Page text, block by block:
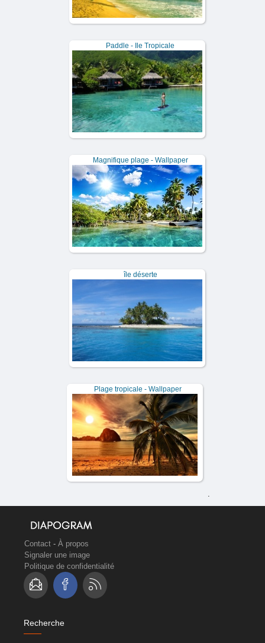
Paddle - Ile Tropicale
Magnifique plage - Wallpaper
île déserte
Plage tropicale - Wallpaper
Contact - À propos
Signaler une image
Politique de confidentialité
Recherche